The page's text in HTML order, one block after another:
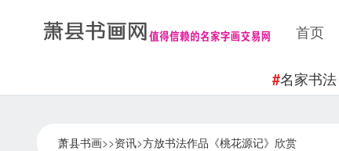
首页
#名家书法
萧县书画>>资讯>方放书法作品《桃花源记》欣赏